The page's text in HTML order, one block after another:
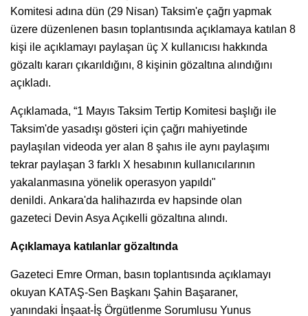
Komitesi adına dün (29 Nisan) Taksim'e çağrı yapmak
üzere düzenlenen basın toplantısında açıklamaya katılan 8
kişi ile açıklamayı paylaşan üç X kullanıcısı hakkında
gözaltı kararı çıkarıldığını, 8 kişinin gözaltına alındığını
açıkladı.
Açıklamada, “1 Mayıs Taksim Tertip Komitesi başlığı ile
Taksim'de yasadışı gösteri için çağrı mahiyetinde
paylaşılan videoda yer alan 8 şahıs ile aynı paylaşımı
tekrar paylaşan 3 farklı X hesabının kullanıcılarının
yakalanmasına yönelik operasyon yapıldı"
denildi. Ankara'da halihazırda ev hapsinde olan
gazeteci Devin Asya Açıkelli gözaltına alındı.
Açıklamaya katılanlar gözaltında
Gazeteci Emre Orman, basın toplantısında açıklamayı
okuyan KATAŞ-Sen Başkanı Şahin Başaraner,
yanındaki İnşaat-İş Örgütlenme Sorumlusu Yunus